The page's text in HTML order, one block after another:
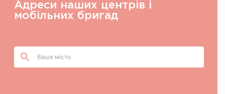
Адреси наших центрів i
мобiльних бригад
Ваше місто